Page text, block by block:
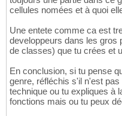
cellules nomées et à quoi
Une entete comme ca est
developpeurs dans les gros
de classes) que tu crées et
En conclusion, si tu pense
genre, réfléchis s'il n'est
technique ou tu expliques à
fonctions mais ou tu peux